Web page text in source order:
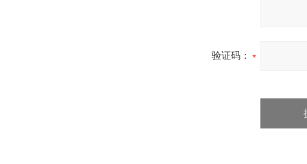
验证码：